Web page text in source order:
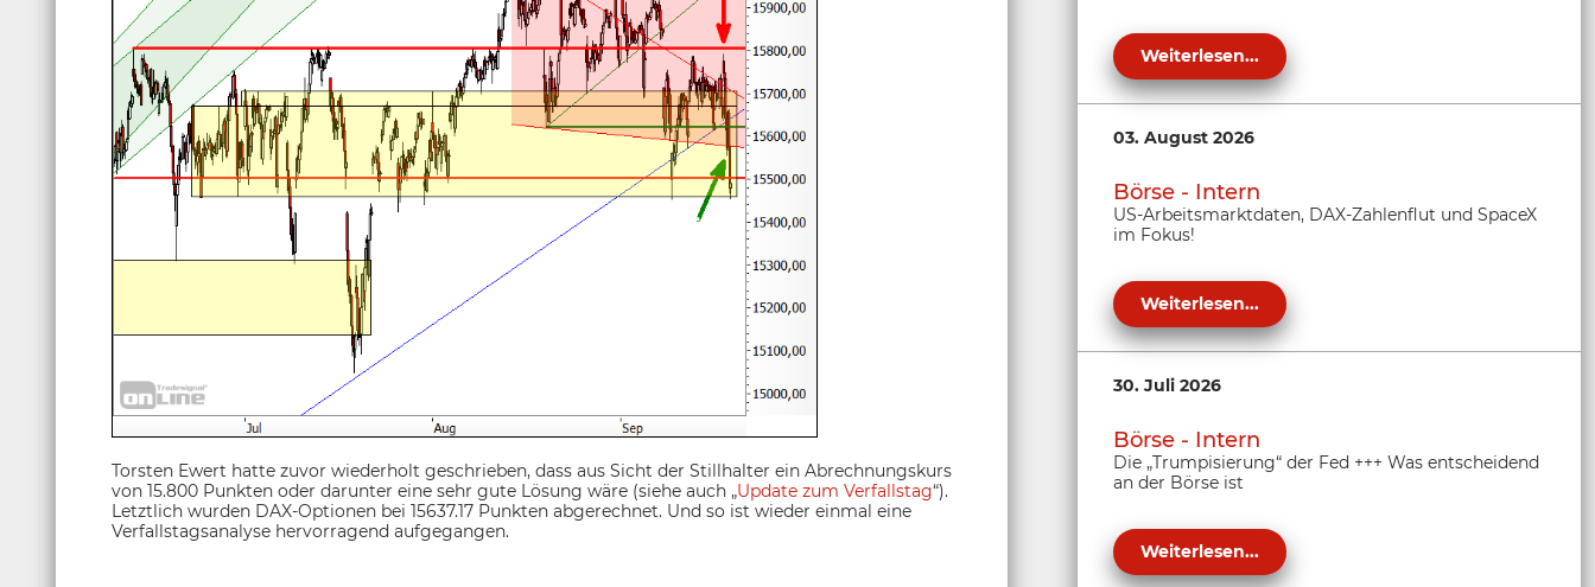
Torsten Ewert hatte zuvor wiederholt geschrieben, dass aus Sicht der Stillhalter ein Abrechnungskurs
von 15.800 Punkten oder darunter eine sehr gute Lösung wäre (siehe auch „Update zum Verfallstag“).
Letztlich wurden DAX-Optionen bei 15637.17 Punkten abgerechnet. Und so ist wieder einmal eine
Verfallstagsanalyse hervorragend aufgegangen.
Weiterlesen...
03. August 2026
Börse - Intern
US-Arbeitsmarktdaten, DAX-Zahlenflut und SpaceX
im Fokus!
Weiterlesen...
30. Juli 2026
Börse - Intern
Die „Trumpisierung“ der Fed +++ Was entscheidend
an der Börse ist
Weiterlesen...